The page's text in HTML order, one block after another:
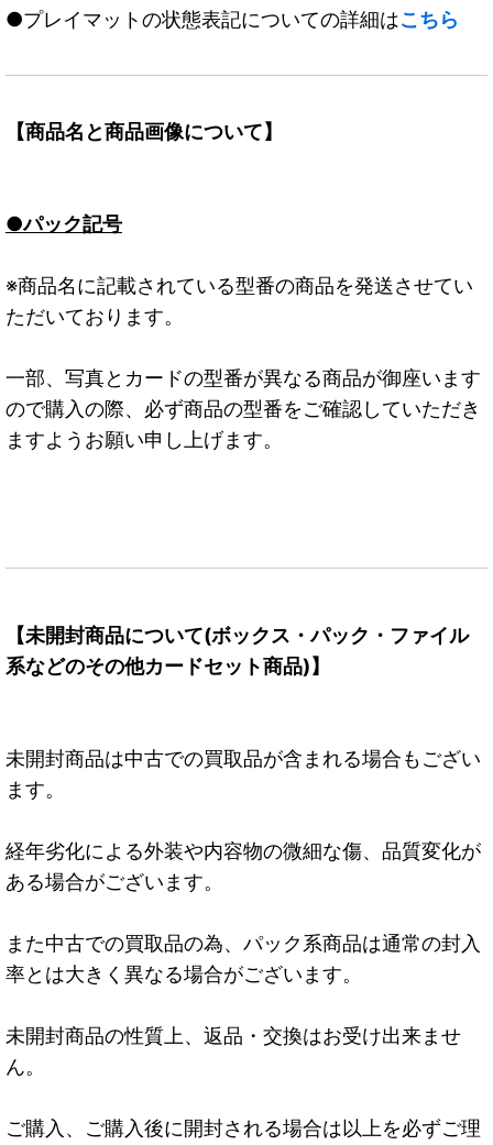
●プレイマットの状態表記についての詳細はこちら
【商品名と商品画像について】
●パック記号
※商品名に記載されている型番の商品を発送させてい
ただいております。
一部、写真とカードの型番が異なる商品が御座います
ので購入の際、必ず商品の型番をご確認していただき
ますようお願い申し上げます。
【未開封商品について(ボックス・パック・ファイル
系などのその他カードセット商品)】
未開封商品は中古での買取品が含まれる場合もござい
ます。
経年劣化による外装や内容物の微細な傷、品質変化が
ある場合がございます。
また中古での買取品の為、パック系商品は通常の封入
率とは大きく異なる場合がございます。
未開封商品の性質上、返品・交換はお受け出来ませ
ん。
ご購入、ご購入後に開封される場合は以上を必ずご理